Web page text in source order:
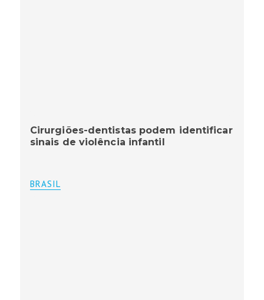
Cirurgiões-dentistas podem identificar
sinais de violência infantil
BRASIL